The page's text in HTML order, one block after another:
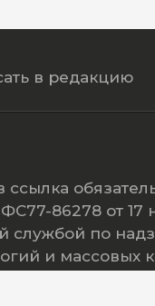
в редакцию
86278 от 17
службой по
и массовых